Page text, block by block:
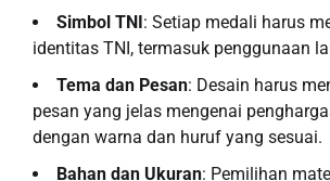
Simbol TNI: Setiap medali harus
identitas TNI, termasuk penggunaan
Tema dan Pesan: Desain harus
pesan yang jelas mengenai
dengan warna dan huruf yang sesuai.
Bahan dan Ukuran: Pemilihan